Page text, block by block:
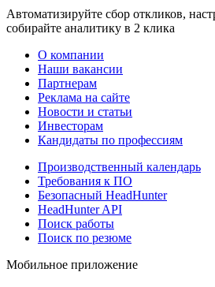
Автоматизируйте сбор откликов,
собирайте аналитику в 2 клика
О компании
Наши вакансии
Партнерам
Реклама на сайте
Новости и статьи
Инвесторам
Кандидаты по профессиям
Производственный календарь
Требования к ПО
Безопасный HeadHunter
HeadHunter API
Поиск работы
Поиск по резюме
Мобильное приложение